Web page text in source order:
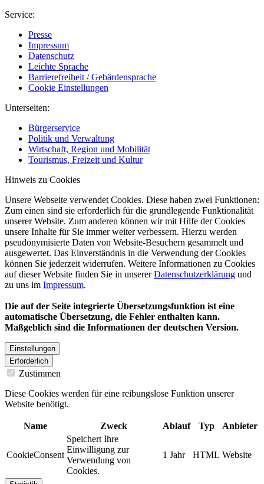
Service:
Presse
Impressum
Datenschutz
Leichte Sprache
Barrierefreiheit / Gebärdensprache
Cookie Einstellungen
Unterseiten:
Bürgerservice
Politik und Verwaltung
Wirtschaft, Region und Mobilität
Tourismus, Freizeit und Kultur
Hinweis zu Cookies
Unsere Webseite verwendet Cookies. Diese haben zwei Funktionen:
Zum einen sind sie erforderlich für die grundlegende Funktionalität
unserer Website. Zum anderen können wir mit Hilfe der Cookies
unsere Inhalte für Sie immer weiter verbessern. Hierzu werden
pseudonymisierte Daten von Website-Besuchern gesammelt und
ausgewertet. Das Einverständnis in die Verwendung der Cookies
können Sie jederzeit widerrufen. Weitere Informationen zu Cookies
auf dieser Website finden Sie in unsererDatenschutzerklärung und
zu uns im Impressum.
Die auf der Seite integrierte Übersetzungsfunktion ist eine
automatische Übersetzung, die Fehler enthalten kann.
Maßgeblich sind die Informationen der deutschen Version.
Einstellungen
Erforderlich
Zustimmen
Diese Cookies werden für eine reibungslose Funktion unserer
Website benötigt.
Name Zweck Ablauf Typ Anbieter
CookieConsent
Speichert Ihre
Einwilligung zur
Verwendung von
Cookies.
1 Jahr HTML Website